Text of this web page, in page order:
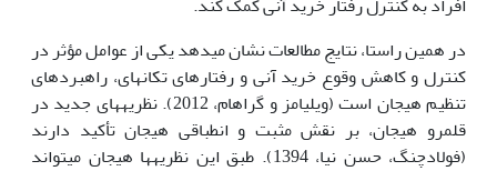
در همین راستا، نتایج مطالعات نشان می­دهد یکی از عوامل مؤثر در
کنترل و کاهش وقوع خرید آنی و رفتارهای تکانه­ای، راهبردهای
تنظیم هیجان است (ویلیامز و گراهام، 2012). نظریه­های جدید در
قلمرو هیجان، بر نقش مثبت و انطباقی هیجان تأکید دارند
(فولادچنگ، حسن نیا، 1394). طبق این نظریه­ها هیجان می­تواند